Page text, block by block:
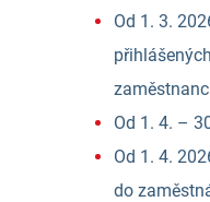
Od 1. 3.
Od 1. 4. –
Od 1. 4.
do